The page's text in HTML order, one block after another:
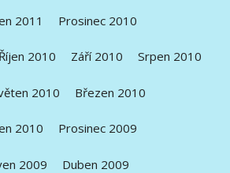
2011 Prosinec 2010
Říjen 2010 Září 2010 Srpen 2010
2010 Březen 2010
2010 Prosinec 2009
2009 Duben 2009